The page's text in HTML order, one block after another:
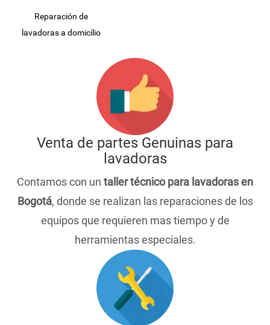
Reparación de
lavadoras a domicilio
Venta de partes Genuinas para
lavadoras
Contamos con un taller técnico para lavadoras en
Bogotá, donde se realizan las reparaciones de los
equipos que requieren mas tiempo y de
herramientas especiales.